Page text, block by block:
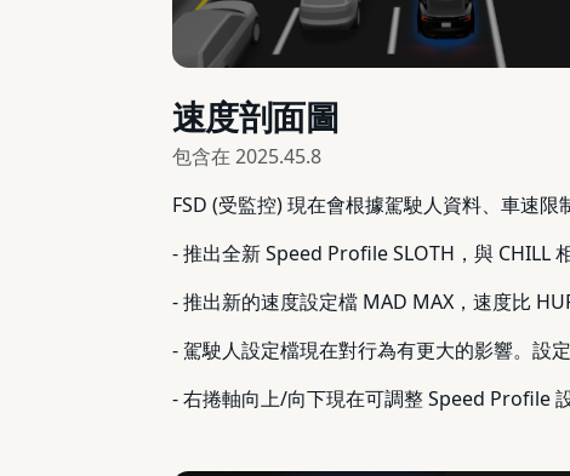
速度剖面圖
包含在 2025.45.8
FSD (受監控) 現在會根據駕駛人資料、車速限
- 推出全新 Speed Profile SLOTH，與 CHILL
- 推出新的速度設定檔 MAD MAX，速度比
- 駕駛人設定檔現在對行為有更大的影響。設
- 右捲軸向上/向下現在可調整 Speed Profile